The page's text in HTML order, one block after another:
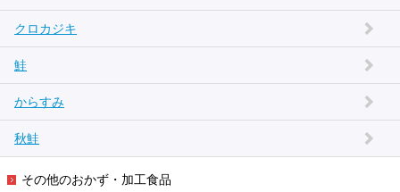
クロカジキ
鮭
からすみ
秋鮭
その他のおかず・加工食品